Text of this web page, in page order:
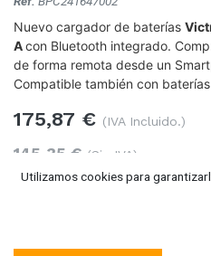
Nuevo cargador de baterías
Acon Bluetooth integrado.
de forma remota desde un
Compatible también con
175,87 € (IVA Incluido.)
145,35 € (Sin IVA)
Utilizamos cookies para